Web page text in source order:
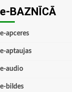
e-BAZNĪCĀ
e-apceres
e-aptaujas
e-audio
e-bildes